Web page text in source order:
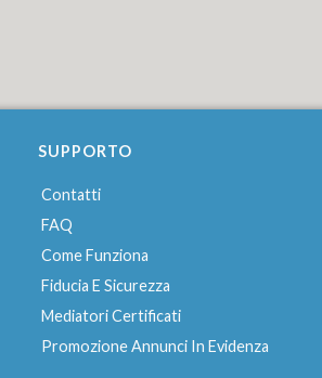
SUPPORTO
Contatti
FAQ
Come Funziona
Fiducia E Sicurezza
Mediatori Certificati
Promozione Annunci In Evidenza